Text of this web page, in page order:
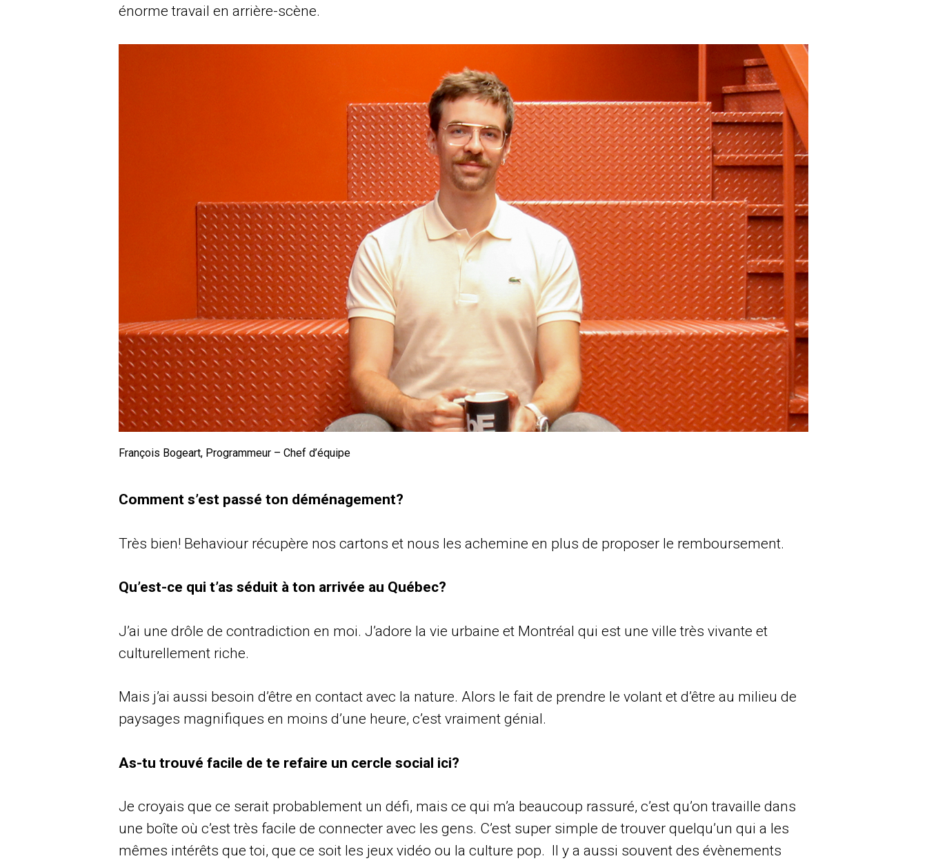
énorme travail en arrière-scène.
François Bogeart, Programmeur – Chef d’équipe
Comment s’est passé ton déménagement?
Très bien! Behaviour récupère nos cartons et nous les achemine en plus de proposer le remboursement.
Qu’est-ce qui t’as séduit à ton arrivée au Québec?
J’ai une drôle de contradiction en moi. J’adore la vie urbaine et Montréal qui est une ville très vivante et
culturellement riche.
Mais j’ai aussi besoin d’être en contact avec la nature. Alors le fait de prendre le volant et d’être au milieu de
paysages magnifiques en moins d’une heure, c’est vraiment génial.
As-tu trouvé facile de te refaire un cercle social ici?
Je croyais que ce serait probablement un défi, mais ce qui m’a beaucoup rassuré, c’est qu’on travaille dans
une boîte où c’est très facile de connecter avec les gens. C’est super simple de trouver quelqu’un qui a les
mêmes intérêts que toi, que ce soit les jeux vidéo ou la culture pop. Il y a aussi souvent des évènements